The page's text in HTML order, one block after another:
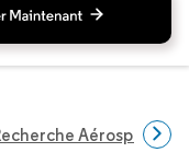
Aérospatiale